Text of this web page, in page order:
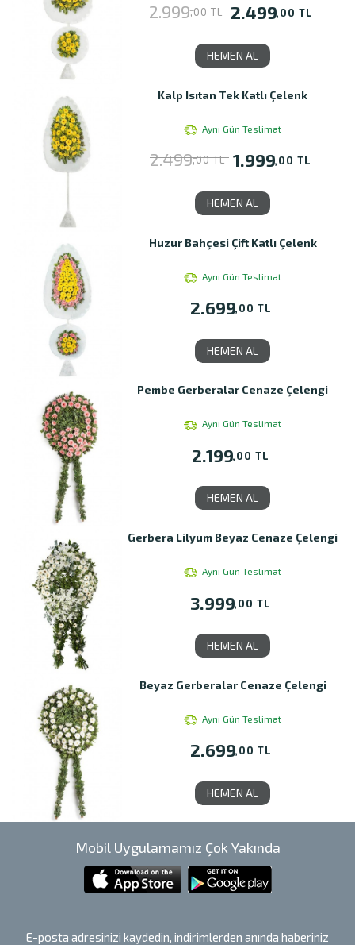
2.999,00 TL 2.499,00 TL
HEMEN AL
Kalp Isıtan Tek Katlı Çelenk
Aynı Gün Teslimat
2.499,00 TL 1.999,00 TL
HEMEN AL
Huzur Bahçesi Çift Katlı Çelenk
Aynı Gün Teslimat
2.699,00 TL
HEMEN AL
Pembe Gerberalar Cenaze Çelengi
Aynı Gün Teslimat
2.199,00 TL
HEMEN AL
Gerbera Lilyum Beyaz Cenaze Çelengi
Aynı Gün Teslimat
3.999,00 TL
HEMEN AL
Beyaz Gerberalar Cenaze Çelengi
Aynı Gün Teslimat
2.699,00 TL
HEMEN AL
Mobil Uygulamamız Çok Yakında
E-posta adresinizi kaydedin, indirimlerden anında haberiniz